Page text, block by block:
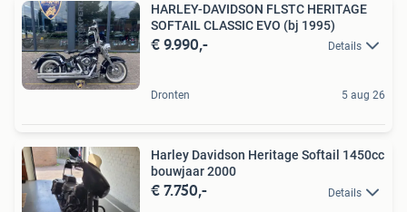
HARLEY-DAVIDSON FLSTC HERITAGE
SOFTAIL CLASSIC EVO (bj 1995)
€ 9.990,- Details
Dronten 5 aug 26
Harley Davidson Heritage Softail 1450cc
bouwjaar 2000
€ 7.750,- Details